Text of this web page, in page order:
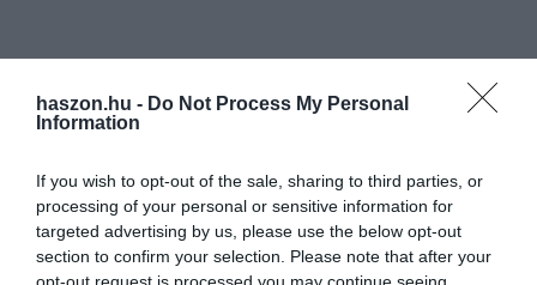
haszon.hu - Do Not Process My Personal
Information
If you wish to opt-out of the sale, sharing to third parties, or
processing of your personal or sensitive information for
targeted advertising by us, please use the below opt-out
section to confirm your selection. Please note that after your